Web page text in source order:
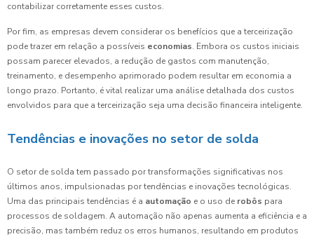
contabilizar corretamente esses custos.
Por fim, as empresas devem considerar os benefícios que a terceirização
pode trazer em relação a possíveis economias. Embora os custos iniciais
possam parecer elevados, a redução de gastos com manutenção,
treinamento, e desempenho aprimorado podem resultar em economia a
longo prazo. Portanto, é vital realizar uma análise detalhada dos custos
envolvidos para que a terceirização seja uma decisão financeira inteligente.
Tendências e inovações no setor de solda
O setor de solda tem passado por transformações significativas nos
últimos anos, impulsionadas por tendências e inovações tecnológicas.
Uma das principais tendências é a automação e o uso de robôs para
processos de soldagem. A automação não apenas aumenta a eficiência e a
precisão, mas também reduz os erros humanos, resultando em produtos